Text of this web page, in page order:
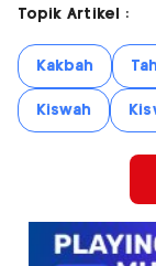
Topik Artikel :
Kakbah
Kiswah